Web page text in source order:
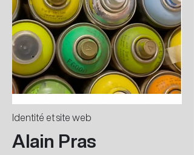
Identité et site web
Alain Pras